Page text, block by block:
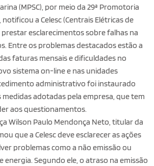
(MPSC), por meio da 29ª Promotoria
a Celesc (Centrais Elétricas de
esclarecimentos sobre falhas na
Entre os problemas destacados estão a
faturas mensais e dificuldades no
sistema on-line e nas unidades
administrativo foi instaurado
adotadas pela empresa, que tem
aos questionamentos.
Wilson Paulo Mendonça Neto, titular da
que a Celesc deve esclarecer as ações
problemas como a não emissão ou
energia. Segundo ele, o atraso na emissão